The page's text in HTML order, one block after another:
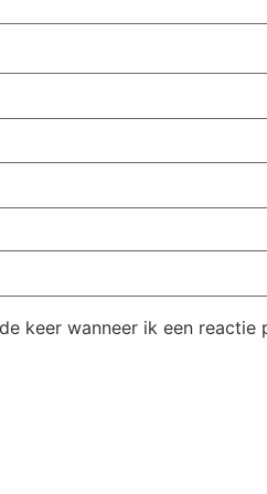
keer wanneer ik een reactie